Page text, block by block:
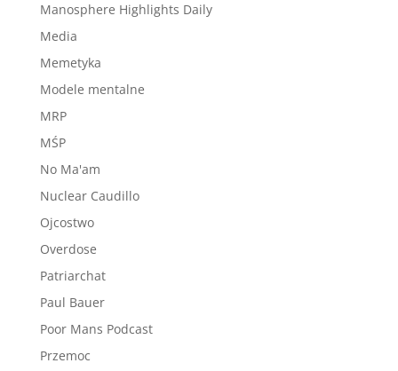
Manosphere Highlights Daily
Media
Memetyka
Modele mentalne
MRP
MŚP
No Ma'am
Nuclear Caudillo
Ojcostwo
Overdose
Patriarchat
Paul Bauer
Poor Mans Podcast
Przemoc